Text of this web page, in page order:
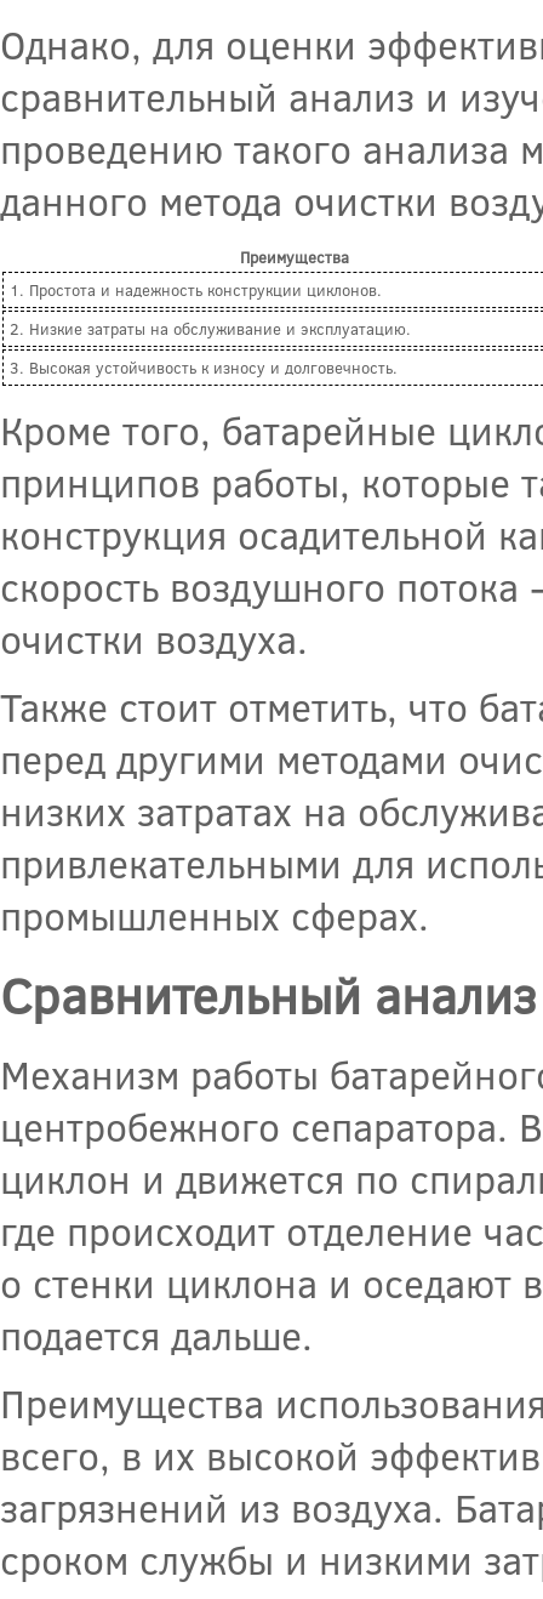
Однако, для оценки
сравнительный анализ и
проведению такого анализа
данного метода очистки
Преимущества
1. Простота и надежность конструкции циклонов.
2. Низкие затраты на обслуживание и эксплуатацию.
3. Высокая устойчивость к износу и долговечность.
Кроме того, батарейные
принципов работы, которые
конструкция осадительной
скорость воздушного
очистки воздуха.
Также стоит отметить, что
перед другими методами
низких затратах на
привлекательными для
промышленных сферах.
Сравнительный
Механизм работы
центробежного сепаратора.
циклон и движется по
где происходит отделение
о стенки циклона и оседают
подается дальше.
Преимущества
всего, в их высокой
загрязнений из воздуха.
сроком службы и низкими